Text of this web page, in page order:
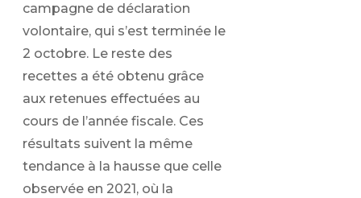
campagne de déclaration
volontaire, qui s’est terminée le
2 octobre. Le reste des
recettes a été obtenu grâce
aux retenues effectuées au
cours de l’année fiscale. Ces
résultats suivent la même
tendance à la hausse que celle
observée en 2021, où la